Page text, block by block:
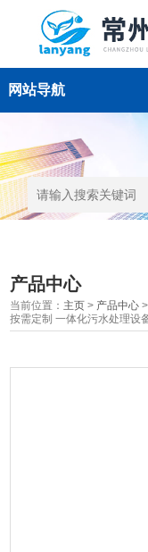
网站导航
产品中心
当前位置： 主页 > 产品中心
按需定制 一体化污水处理设